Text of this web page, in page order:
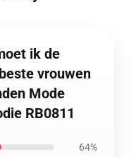
ik de
vrouwen
Mode
RB0811
64%